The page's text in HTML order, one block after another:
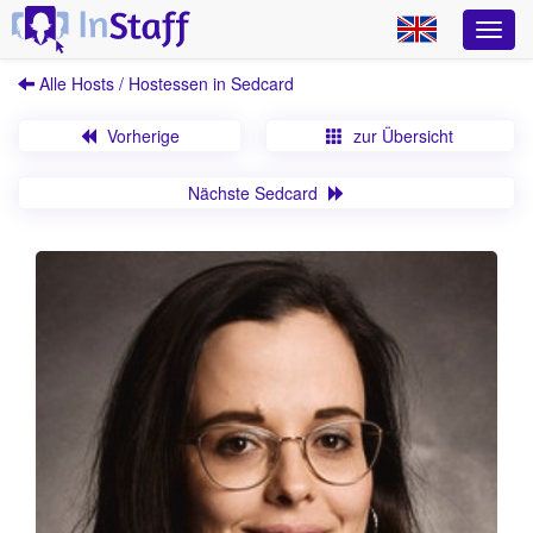
Alle Hosts / Hostessen in Sedcard
Vorherige zur Übersicht
Nächste Sedcard